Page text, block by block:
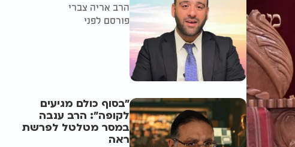
הרב אריה צברי
פורסם לפני
"בסוף כולם מגיעים
לקופה": הרב ענבה
במסר מטלטל לפרשת
ראה